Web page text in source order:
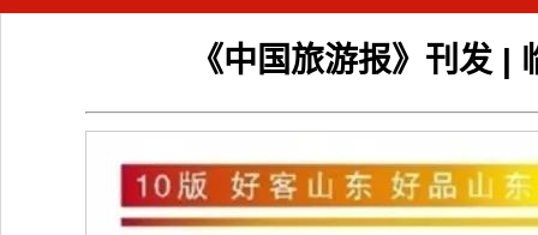
《中国旅游报》刊发 |